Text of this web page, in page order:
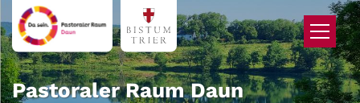
Zum Inhalt springen
Pastoraler Raum Daun